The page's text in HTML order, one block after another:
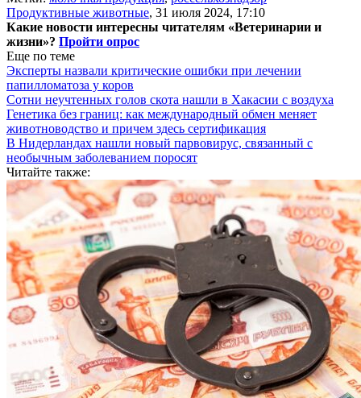
Продуктивные животные, 31 июля 2024, 17:10
Какие новости интересны читателям «Ветеринарии и
жизни»? Пройти опрос
Еще по теме
Эксперты назвали критические ошибки при лечении
папилломатоза у коров
Сотни неучтенных голов скота нашли в Хакасии с воздуха
Генетика без границ: как международный обмен меняет
животноводство и причем здесь сертификация
В Нидерландах нашли новый парвовирус, связанный с
необычным заболеванием поросят
Читайте также: